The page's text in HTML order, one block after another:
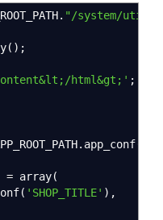
"/system/utils/
( ) ;
html&gt;' ;
= array(
( 'SHOP_TITLE' ) ,